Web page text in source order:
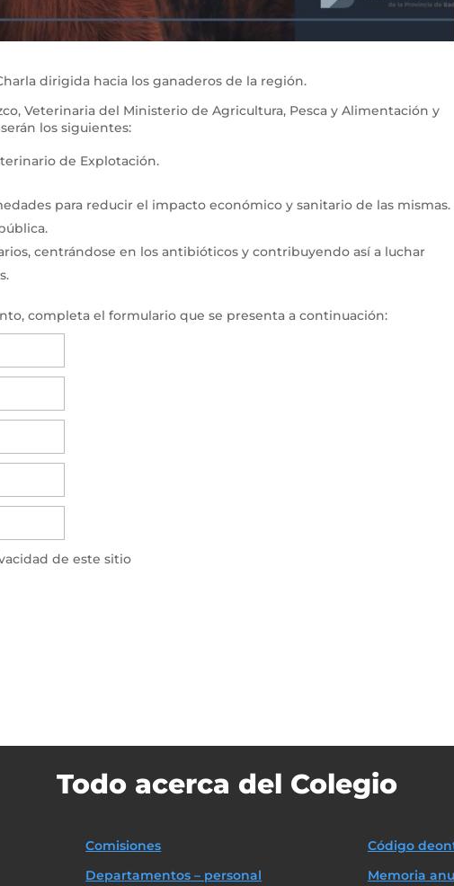
dirigida hacia los ganaderos de la región.
Veterinaria del Ministerio de Agricultura, Pesca y Alimentación y
los siguientes:
de Explotación.
para reducir el impacto económico y sanitario de las mismas.
centrándose en los antibióticos y contribuyendo así a luchar
completa el formulario que se presenta a continuación:
de este sitio
Todo acerca del Colegio
Comisiones
Departamentos – personal
Código
Memoria